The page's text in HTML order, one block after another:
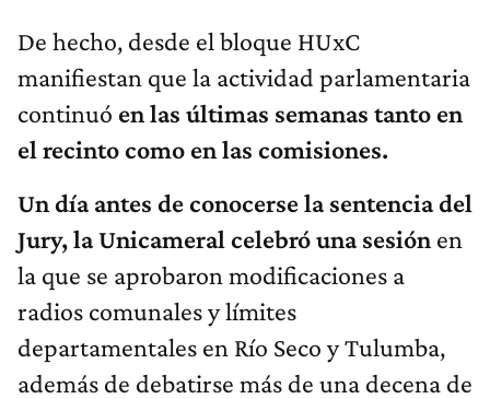
De hecho, desde el bloque HUxC
manifiestan que la actividad parlamentaria
continuó en las últimas semanas tanto en
el recinto como en las comisiones.
Un día antes de conocerse la sentencia del
Jury, la Unicameral celebró una sesión en
la que se aprobaron modificaciones a
radios comunales y límites
departamentales en Río Seco y Tulumba,
además de debatirse más de una decena de